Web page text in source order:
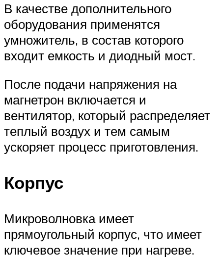
В качестве дополнительного
оборудования применятся
умножитель, в состав которого
входит емкость и диодный мост.
После подачи напряжения на
магнетрон включается и
вентилятор, который распределяет
теплый воздух и тем самым
ускоряет процесс приготовления.
Корпус
Микроволновка имеет
прямоугольный корпус, что имеет
ключевое значение при нагреве.